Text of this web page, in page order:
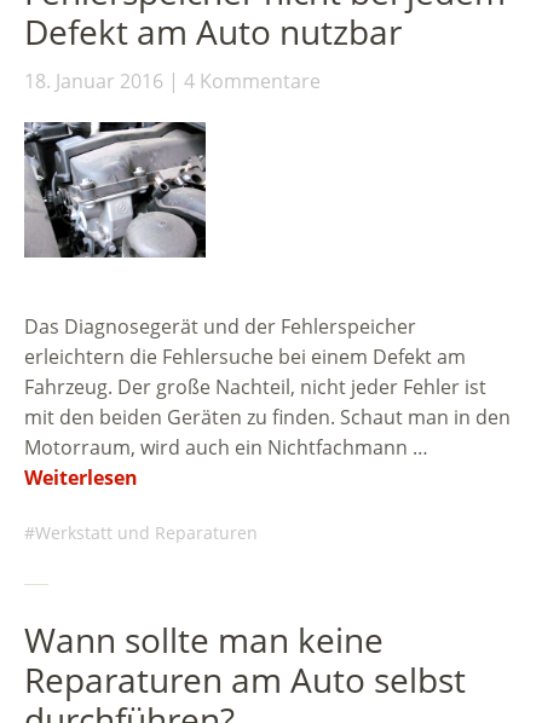
Defekt am Auto nutzbar
18. Januar 2016 4 Kommentare
Das Diagnosegerät und der Fehlerspeicher
erleichtern die Fehlersuche bei einem Defekt am
Fahrzeug. Der große Nachteil, nicht jeder Fehler ist
mit den beiden Geräten zu finden. Schaut man in den
Motorraum, wird auch ein Nichtfachmann …
Weiterlesen
Werkstatt und Reparaturen
Wann sollte man keine
Reparaturen am Auto selbst